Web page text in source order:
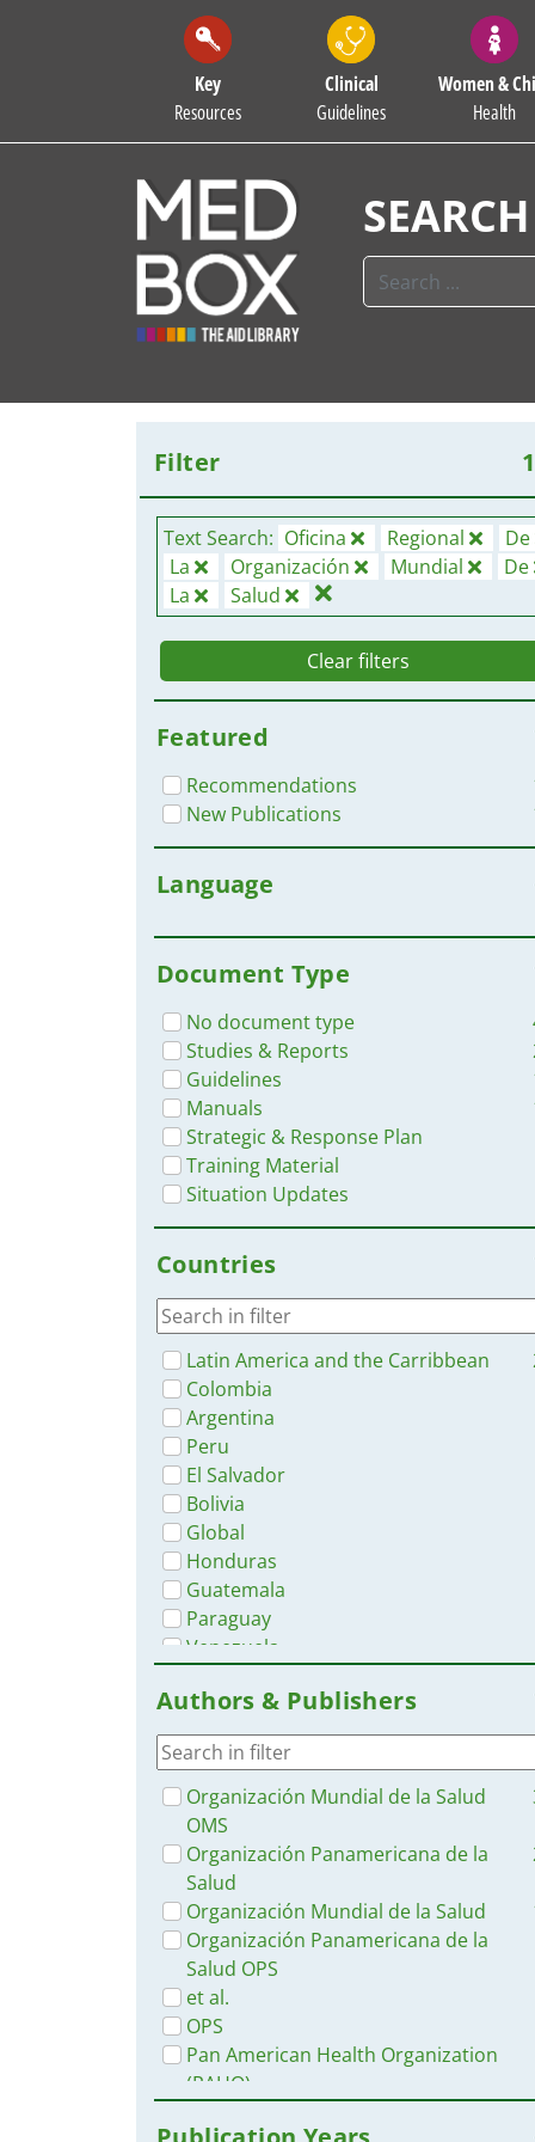
Key
Resources
Clinical
Guidelines
Women &
Health
Filter
Text Search: Oficina Regional
De
La
Organización Mundial
De
La
Salud
Clear filters
Featured
Recommendations
New Publications
Language
Document Type
No document type
Studies & Reports
Guidelines
Manuals
Strategic & Response Plan
Training Material
Situation Updates
Countries
Latin America and the Carribbean
Colombia
Argentina
Peru
El Salvador
Bolivia
Global
Honduras
Guatemala
Paraguay
Venezuela
Cuba
Ecuador
Mexico
Nicaragua
Chile
Uruguay
Authors & Publishers
Organización Mundial de la Salud
OMS
Organización Panamericana de la
Salud
Organización Mundial de la Salud
Organización Panamericana de la
Salud OPS
et al.
OPS
Pan American Health Organization
(PAHO)